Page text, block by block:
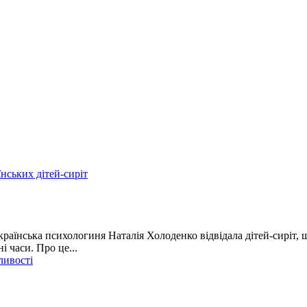
дітей-сиріт
психологиня Наталія Холоденко відвідала дітей-
часи. Про це...